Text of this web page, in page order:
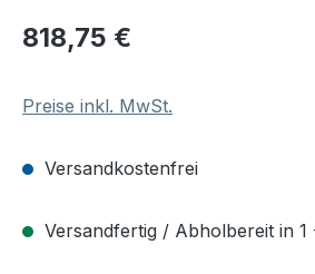
Regulärer Preis:
818,75 €
Preise inkl. MwSt.
Versandkostenfrei
Versandfertig / Abholbereit in 1